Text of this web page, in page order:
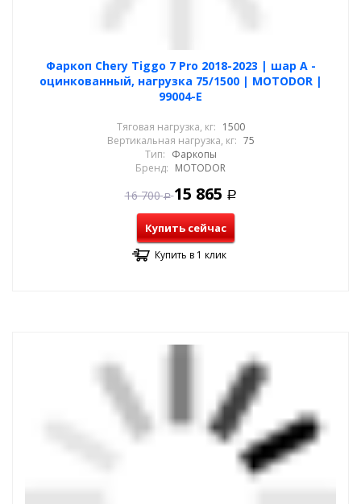
Фаркоп Chery Tiggo 7 Pro 2018-2023 | шар A -
оцинкованный, нагрузка 75/1500 | MOTODOR |
99004-E
Тяговая нагрузка, кг: 1500
Вертикальная нагрузка, кг: 75
Тип: Фаркопы
Бренд: MOTODOR
16 700 Р 15 865 Р
Купить сейчас
Купить в 1 клик